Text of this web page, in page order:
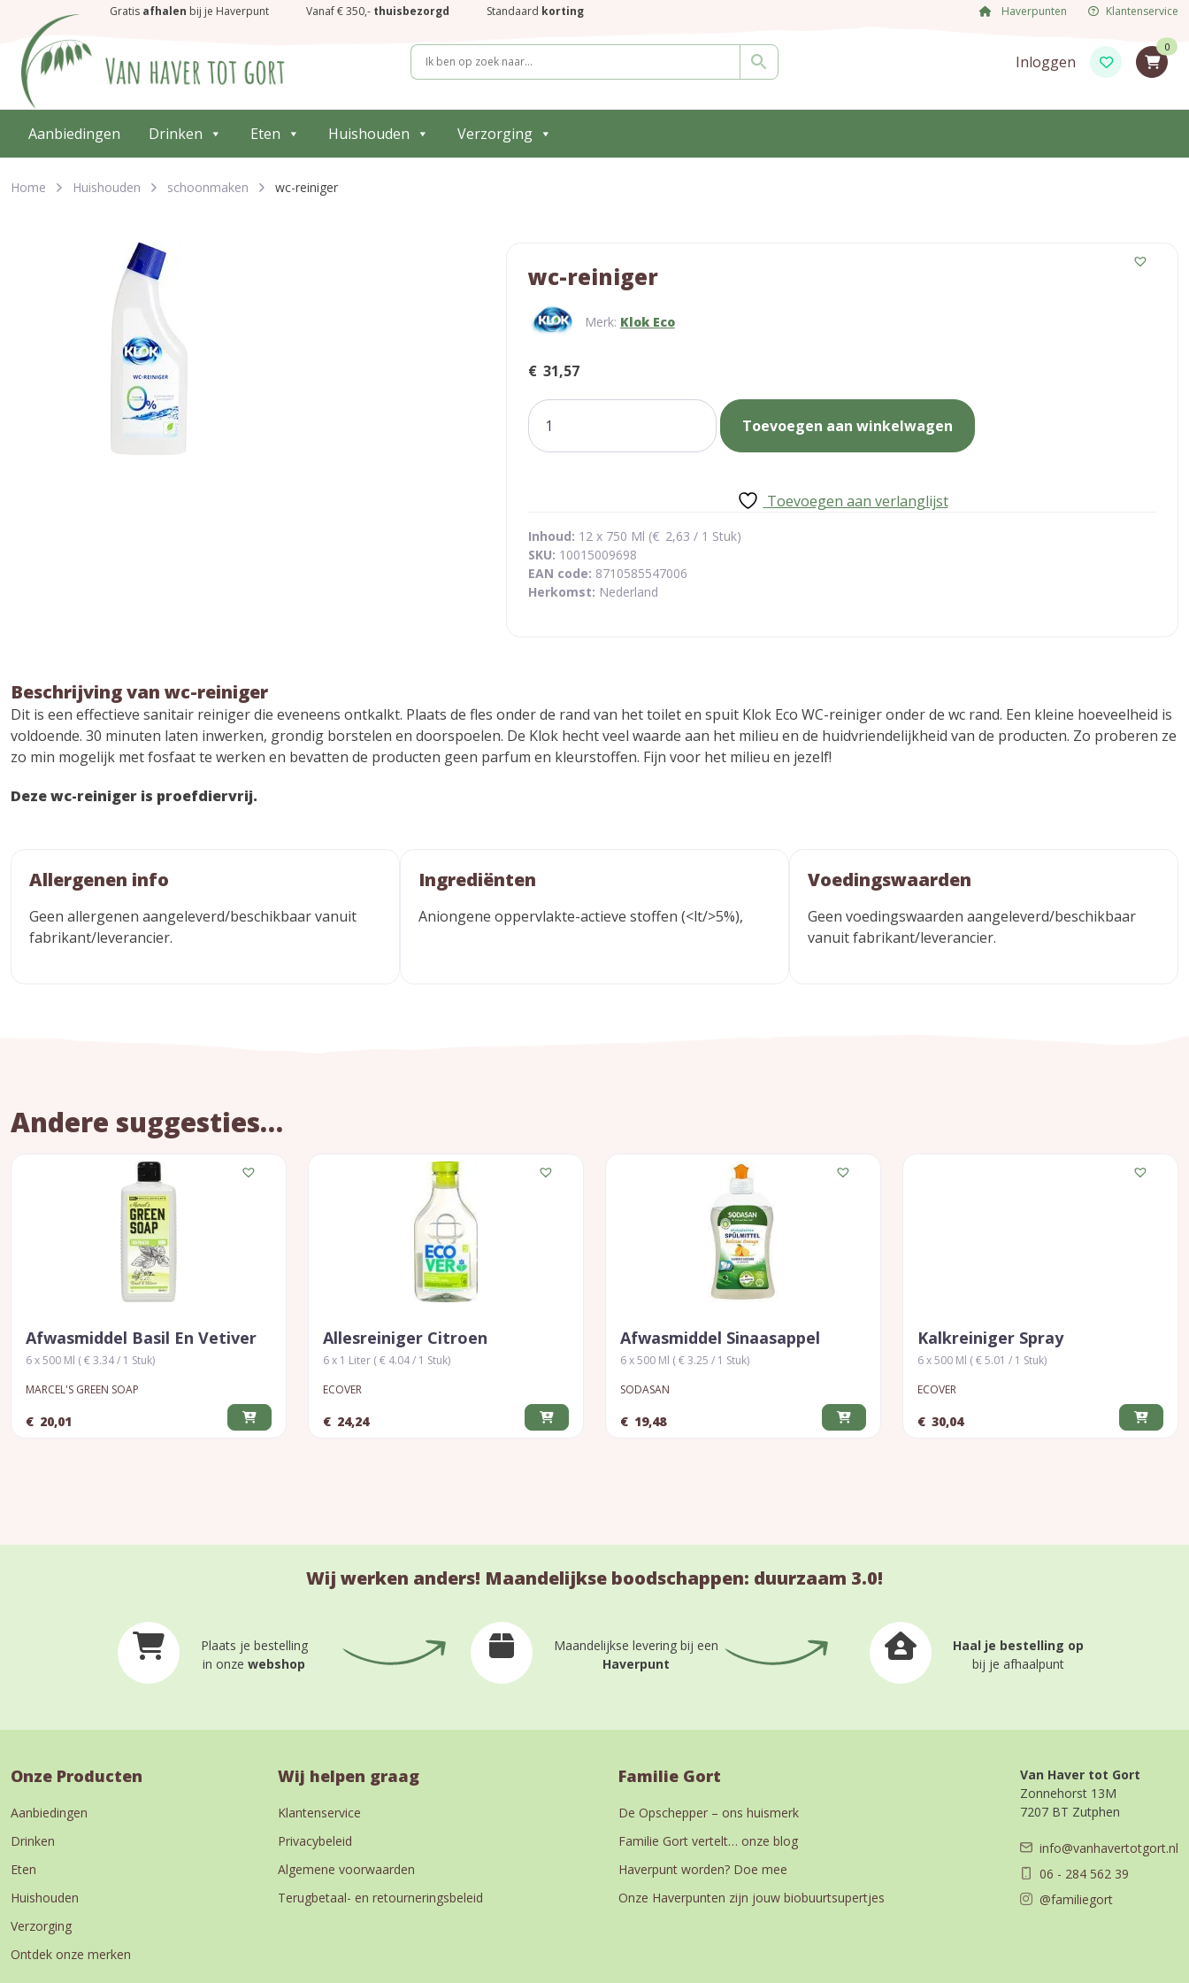
Gratis afhalen bij je Haverpunt Vanaf € 350,- thuisbezorgd Standaard korting Haverpunten Klantenservice
Inloggen
0
Aanbiedingen Drinken Eten Huishouden Verzorging
Home Huishouden schoonmaken wc-reiniger
wc-reiniger
Merk: Klok Eco
€ 31,57
wc-
reiniger
aantal
Toevoegen aan winkelwagen
Toevoegen aan verlanglijst
Inhoud: 12 x 750 Ml (€ 2,63 / 1 Stuk)
SKU: 10015009698
EAN code: 8710585547006
Herkomst: Nederland
Beschrijving van wc-reiniger
Dit is een effectieve sanitair reiniger die eveneens ontkalkt. Plaats de fles onder de rand van het toilet en spuit Klok Eco WC-reiniger onder de wc rand. Een kleine hoeveelheid is
voldoende. 30 minuten laten inwerken, grondig borstelen en doorspoelen. De Klok hecht veel waarde aan het milieu en de huidvriendelijkheid van de producten. Zo proberen ze
zo min mogelijk met fosfaat te werken en bevatten de producten geen parfum en kleurstoffen. Fijn voor het milieu en jezelf!
Deze wc-reiniger is proefdiervrij.
Allergenen info
Geen allergenen aangeleverd/beschikbaar vanuit
fabrikant/leverancier.
Ingrediënten
Aniongene oppervlakte-actieve stoffen (<lt/>5%),
Voedingswaarden
Geen voedingswaarden aangeleverd/beschikbaar
vanuit fabrikant/leverancier.
Andere suggesties…
Afwasmiddel Basil En Vetiver
6 x 500 Ml ( € 3.34 / 1 Stuk)
MARCEL'S GREEN SOAP
€ 20,01
Allesreiniger Citroen
6 x 1 Liter ( € 4.04 / 1 Stuk)
ECOVER
€ 24,24
Afwasmiddel Sinaasappel
6 x 500 Ml ( € 3.25 / 1 Stuk)
SODASAN
€ 19,48
Kalkreiniger Spray
6 x 500 Ml ( € 5.01 / 1 Stuk)
ECOVER
€ 30,04
Wij werken anders! Maandelijkse boodschappen: duurzaam 3.0!
Plaats je bestelling
in onze webshop
Maandelijkse levering bij een
Haverpunt
Haal je bestelling op
bij je afhaalpunt
Onze Producten
Aanbiedingen
Drinken
Eten
Huishouden
Verzorging
Ontdek onze merken
Wij helpen graag
Klantenservice
Privacybeleid
Algemene voorwaarden
Terugbetaal- en retourneringsbeleid
Familie Gort
De Opschepper – ons huismerk
Familie Gort vertelt… onze blog
Haverpunt worden? Doe mee
Onze Haverpunten zijn jouw biobuurtsupertjes
Van Haver tot Gort
Zonnehorst 13M
7207 BT Zutphen
info@vanhavertotgort.nl
06 - 284 562 39
@familiegort